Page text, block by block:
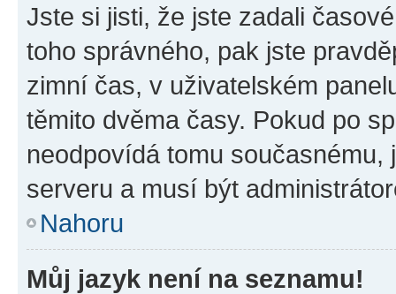
Jste si jisti, že jste zadali
toho správného, pak jste
zimní čas, v uživatelském
těmito dvěma časy. Pokud po
neodpovídá tomu
serveru a musí být
Nahoru
Můj jazyk není na seznamu!